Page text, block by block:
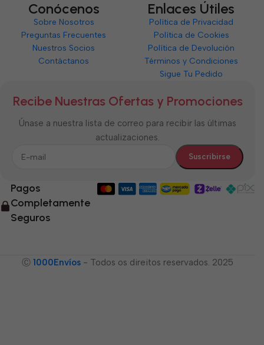
Conócenos
Sobre Nosotros
Preguntas Frecuentes
Nuestros Socios
Contáctanos
Enlaces Útiles
Política de Privacidad
Política de Cookies
Política de Devolución
Términos y Condiciones
Sigue Tu Pedido
Recibe Nuestras Ofertas y Promociones
Únase a nuestra lista de correo para recibir las últimas
actualizaciones.
Pagos
Completamente
Seguros
Ⓒ 1000Envíos - Todos os direitos reservados. 2025